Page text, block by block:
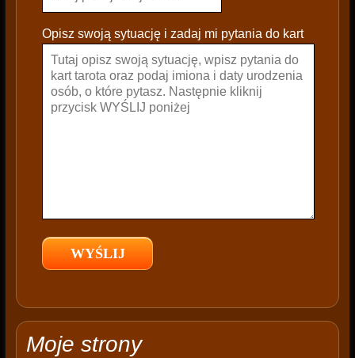
e
a
e
e
p
y
Opisz swoją sytuację i zadaj mi pytania do kart
Moje strony